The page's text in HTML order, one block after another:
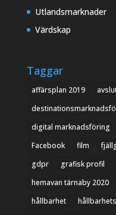
Utlandsmarknader
Värdskap
Taggar
affärsplan 2019
digital marknadsföring
Facebook
film
gdpr
grafisk profil
hemavan tärnaby 2020
hållbarhet